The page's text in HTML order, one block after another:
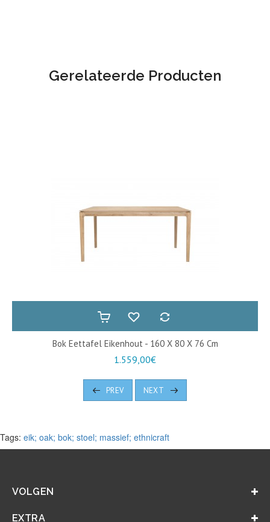
Gerelateerde Producten
Bok Eettafel Eikenhout - 160 X 80 X 76 Cm
1.559,00€
PREV NEXT
Tags: eik; oak; bok; stoel; massief; ethnicraft
VOLGEN
EXTRA